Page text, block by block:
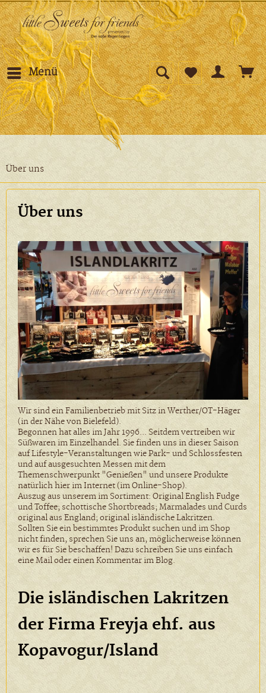
Menü
Über uns
Über uns
Wir sind ein Familienbetrieb mit Sitz in Werther/OT-Häger
(in der Nähe von Bielefeld).
Begonnen hat alles im Jahr 1996... Seitdem vertreiben wir
Süßwaren im Einzelhandel. Sie finden uns in dieser Saison
auf Lifestyle-Veranstaltungen wie Park- und Schlossfesten
und auf ausgesuchten Messen mit dem
Themenschwerpunkt "Genießen" und unsere Produkte
natürlich hier im Internet (im Online-Shop).
Auszug aus unserem im Sortiment: Original English Fudge
und Toffee; schottische Shortbreads; Marmalades und Curds
original aus England; original isländische Lakritzen.
Sollten Sie ein bestimmtes Produkt suchen und im Shop
nicht finden, sprechen Sie uns an, möglicherweise können
wir es für Sie beschaffen! Dazu schreiben Sie uns einfach
eine Mail oder einen Kommentar im Blog.
Die isländischen Lakritzen
der Firma Freyja ehf. aus
Kopavogur/Island